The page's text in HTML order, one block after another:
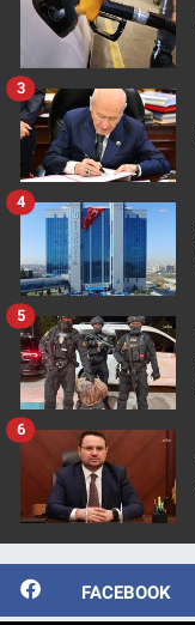
3
4
5
6
FACEBOOK